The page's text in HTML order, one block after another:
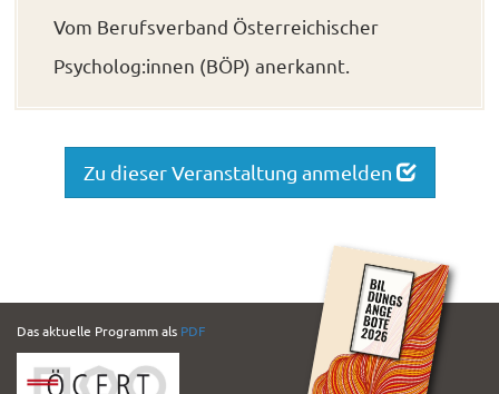
Vom Berufsverband Österreichischer
Psycholog:innen (BÖP) anerkannt.
Zu dieser Veranstaltung anmelden
PDF
Folder
Das aktuelle Programm als PDF